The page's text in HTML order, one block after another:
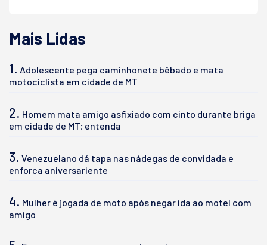
Mais Lidas
1. Adolescente pega caminhonete bêbado e mata
motociclista em cidade de MT
2. Homem mata amigo asfixiado com cinto durante briga
em cidade de MT; entenda
3. Venezuelano dá tapa nas nádegas de convidada e
enforca aniversariente
4. Mulher é jogada de moto após negar ida ao motel com
amigo